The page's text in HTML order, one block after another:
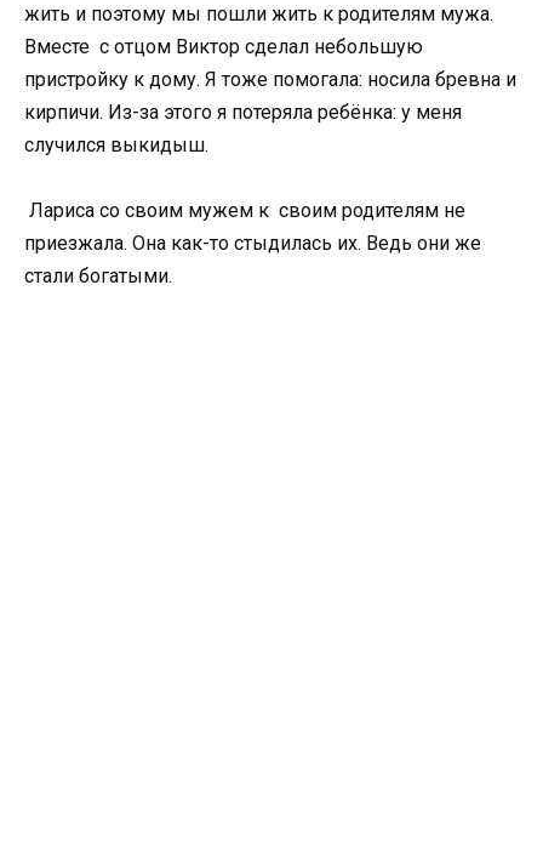
жить и поэтому мы пошли жить к родителям мужа.
Вместе с отцом Виктор сделал небольшую
пристройку к дому. Я тоже помогала: носила бревна и
кирпичи. Из-за этого я потеряла ребёнка: у меня
случился выкидыш.
Лариса со своим мужем к своим родителям не
приезжала. Она как-то стыдилась их. Ведь они же
стали богатыми.